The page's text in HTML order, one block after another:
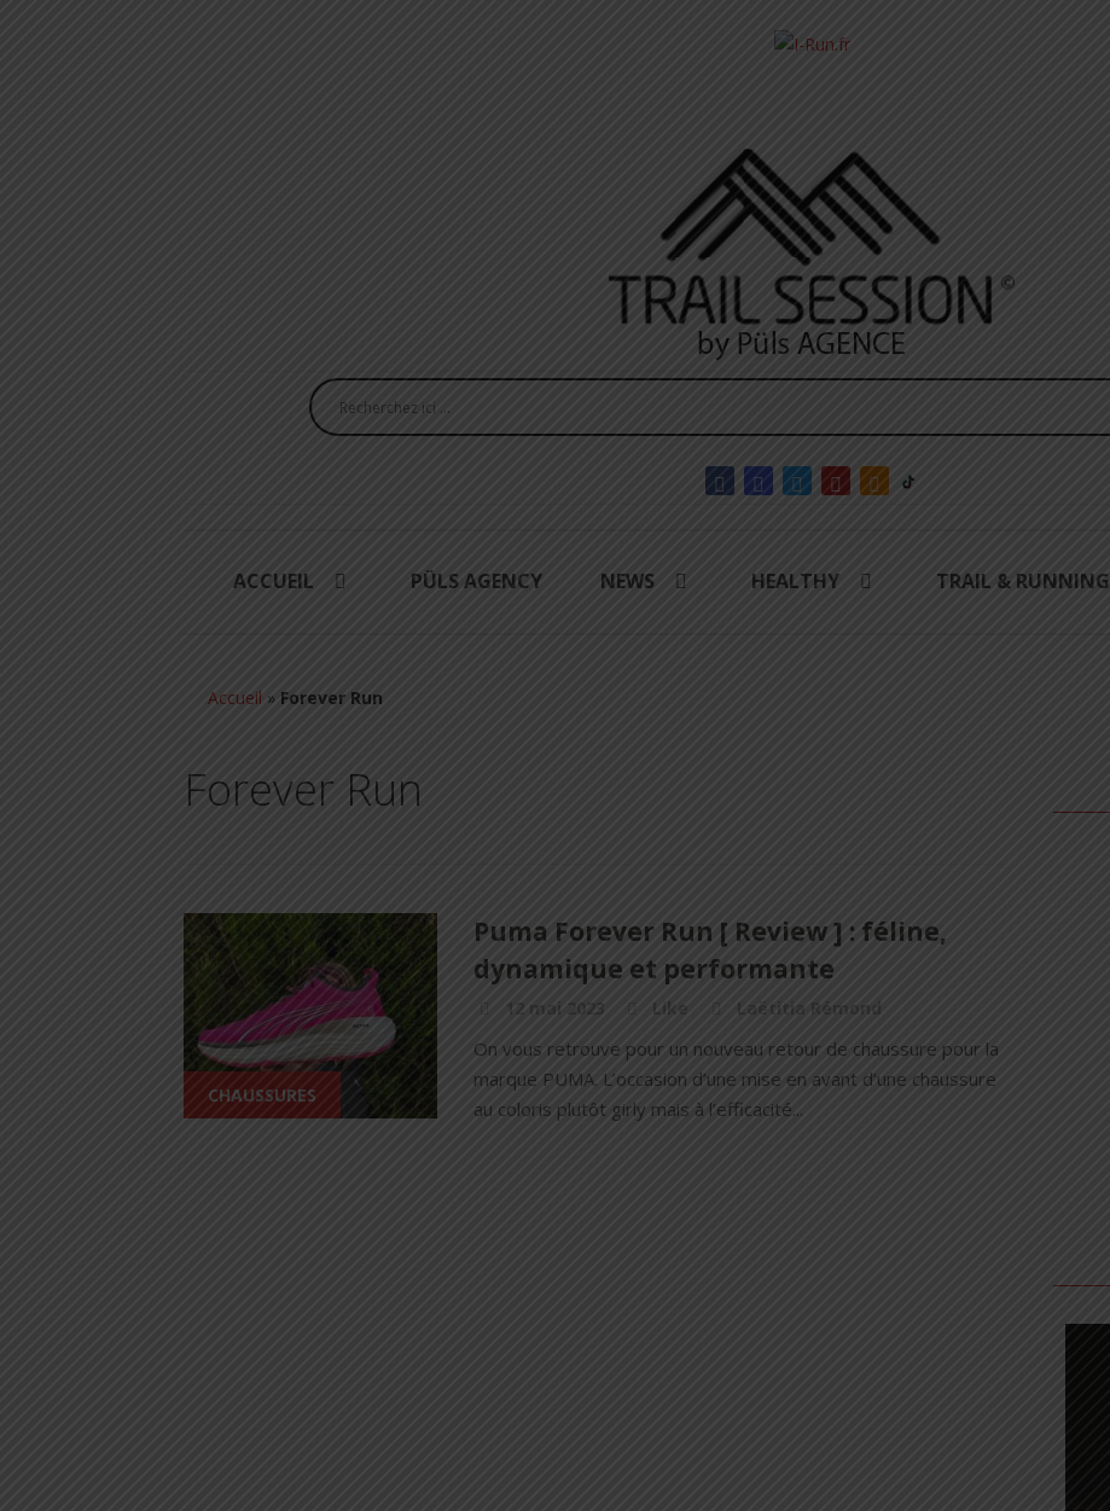
ACCUEIL PÜLS AGENCY NEWS HEALTHY TRAIL & RUNNING
Accueil » Forever Run
Forever Run
CHAUSSURES
Puma Forever Run [ Review ] : féline,
dynamique et performante
12 mai 2023 Like Laëtitia Rémond
On vous retrouve pour un nouveau retour de chaussure pour la
marque PUMA. L’occasion d’une mise en avant d’une chaussure
au coloris plutôt girly mais à l’efficacité...